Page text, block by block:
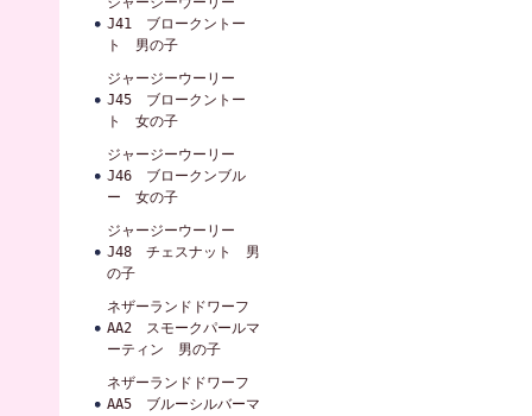
J41 ブロークントー
ト 男の子
ジャージーウーリー
J45 ブロークントー
ト 女の子
ジャージーウーリー
J46 ブロークンブル
ー 女の子
ジャージーウーリー
J48 チェスナット 男
の子
ネザーランドドワーフ
AA2 スモークパールマ
ーティン 男の子
ネザーランドドワーフ
AA5 ブルーシルバーマ